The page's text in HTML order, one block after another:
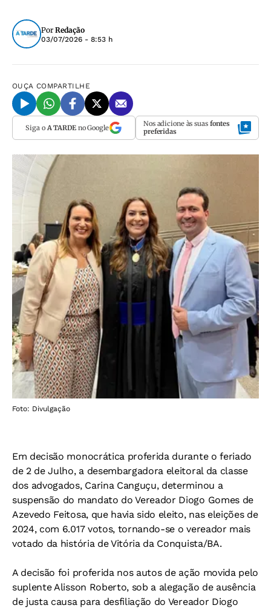
Por Redação
03/07/2026 - 8:53 h
OUÇA COMPARTILHE
Siga o A TARDEno Google Nos adicione às suas fontes
preferidas
Foto: Divulgação
Em decisão monocrática proferida durante o feriado
de 2 de Julho, a desembargadora eleitoral da classe
dos advogados, Carina Canguçu, determinou a
suspensão do mandato do Vereador Diogo Gomes de
Azevedo Feitosa, que havia sido eleito, nas eleições de
2024, com 6.017 votos, tornando-se o vereador mais
votado da história de Vitória da Conquista/BA.
A decisão foi proferida nos autos de ação movida pelo
suplente Alisson Roberto, sob a alegação de ausência
de justa causa para desfiliação do Vereador Diogo